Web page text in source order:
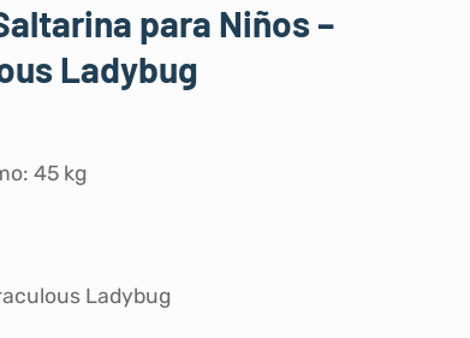
para Niños –
Ladybug
45 kg
Ladybug